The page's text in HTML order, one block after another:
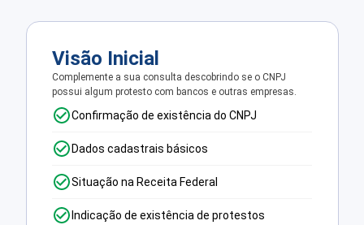
Visão Inicial
Complemente a sua consulta descobrindo se o CNPJ
possui algum protesto com bancos e outras empresas.
Confirmação de existência do CNPJ
Dados cadastrais básicos
Situação na Receita Federal
Indicação de existência de protestos